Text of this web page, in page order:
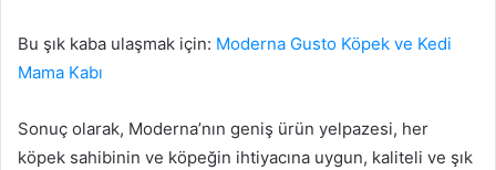
Bu şık kaba ulaşmak için: Moderna Gusto Köpek ve Kedi
Mama Kabı
Sonuç olarak, Moderna’nın geniş ürün yelpazesi, her
köpek sahibinin ve köpeğin ihtiyacına uygun, kaliteli ve şık